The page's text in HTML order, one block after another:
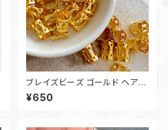
ブレイズビーズ ゴールド ヘアア
クセ 三つ編みリング 【20個セッ
ト】
¥650